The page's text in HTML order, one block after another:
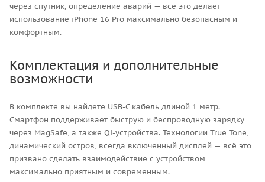
через спутник, определение аварий — всё это делает
использование iPhone 16 Pro максимально безопасным и
комфортным.
Комплектация и дополнительные
возможности
В комплекте вы найдете USB-C кабель длиной 1 метр.
Смартфон поддерживает быструю и беспроводную зарядку
через MagSafe, а также Qi-устройства. Технологии True Tone,
динамический остров, всегда включенный дисплей — всё это
призвано сделать взаимодействие с устройством
максимально приятным и современным.